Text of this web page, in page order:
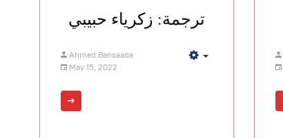
ترجمة: زكرياء حبيبي
Ahmed Bensaada
May 15, 2022